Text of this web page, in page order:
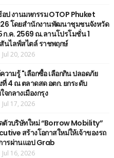
ป งานมหกรรม OTOP Phuket
โดยสำนักงานพัฒนาชุมชนจังหวัด
ก.ค. 2569 ณ.ลานโปรโมชั่น 1
นไลฟ์สไตล์ ราชพฤกษ์
Jul 20, 2026
วามรู้ "เลือกซื้อ เลือกกิน ปลอดภัย
ที่ 4 ณ ตลาดสด อตก. ยกระดับ
กลางเมืองกรุง
Jul 17, 2026
ตัวบริษัทใหม่ “Borrow Mobility”
สร้างโอกาสใหม่ให้เจ้าของรถ
ารผ่านแอป Grab
Jul 16, 2026